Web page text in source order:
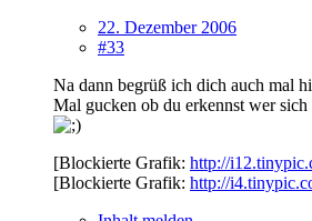
22. Dezember 2006
#33
Na dann begrüß ich dich auch mal
Mal gucken ob du erkennst wer
[Blockierte Grafik: http://
[Blockierte Grafik: http://